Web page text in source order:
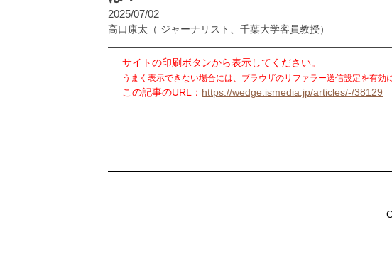
2025/07/02
高口康太 （ ジャーナリスト、千葉大学客員教授）
サイトの印刷ボタンから表示してください。
うまく表示できない場合には、ブラウザのリファラー送信設定を有効
この記事のURL： https://wedge.ismedia.jp/articles/-/38129